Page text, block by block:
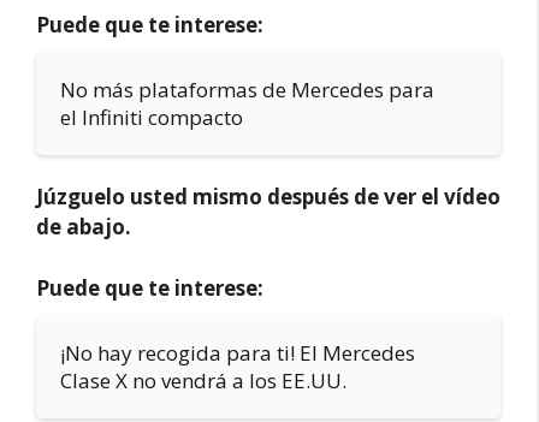
Puede que te interese:
No más plataformas de Mercedes para
el Infiniti compacto
Júzguelo usted mismo después de ver el vídeo
de abajo.
Puede que te interese:
¡No hay recogida para ti! El Mercedes
Clase X no vendrá a los EE.UU.